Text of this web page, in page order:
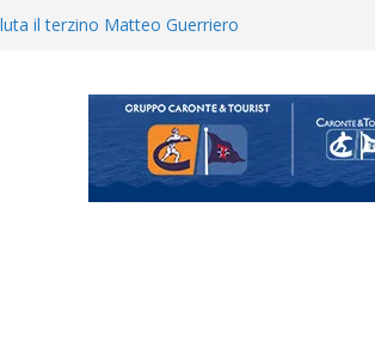
“Mondo Messina
il progetto Messina. “La
ma non chi siamo”
i gironi 2026/27. Due